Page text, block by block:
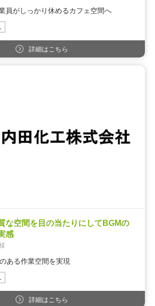
員がしっかり休めるカフェ空間へ
詳細はこちら
な空間を目の当たりにしてBGMの
感
ある作業空間を実現
詳細はこちら